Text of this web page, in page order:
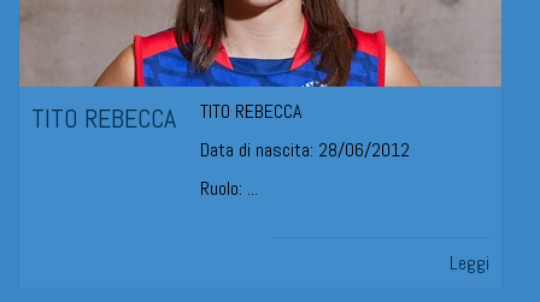
TITO REBECCA
TITO REBECCA
Data di nascita: 28/06/2012
Ruolo: ...
Leggi